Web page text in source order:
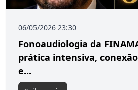
06/05/2026 23:30
Fonoaudiologia da
prática intensiva,
e...